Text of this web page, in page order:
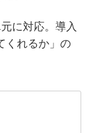
に対応。導入
くれるか」の